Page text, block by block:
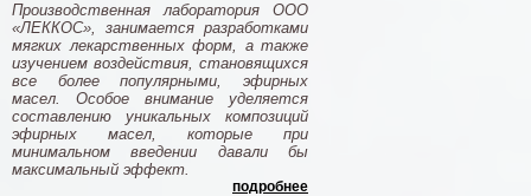
Производственная лаборатория ООО
«ЛЕККОС», занимается разработками
мягких лекарственных форм, а также
изучением воздействия, становящихся
все более популярными, эфирных
масел. Особое внимание уделяется
составлению уникальных композиций
эфирных масел, которые при
минимальном введении давали бы
максимальный эффект.
подробнее